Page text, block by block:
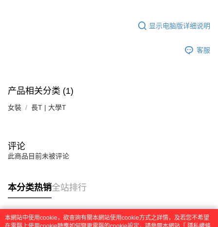
显示电脑版详细说明
客服
产品相关分类 (1)
女裝 長T | 大學T
评论
此商品目前未被评论
本分类热销全站排行
本網站中使用cookie，欲查詢有關本網站使用cookie方式之詳情，及若您不希望